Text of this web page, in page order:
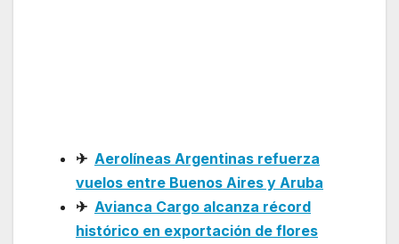
✈ Aerolíneas Argentinas refuerza
vuelos entre Buenos Aires y Aruba
✈ Avianca Cargo alcanza récord
histórico en exportación de flores